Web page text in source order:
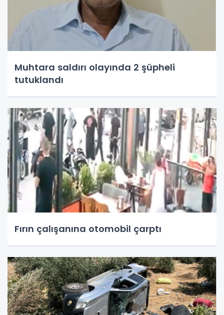
Muhtara saldırı olayında 2 şüpheli
tutuklandı
Fırın çalışanına otomobil çarptı